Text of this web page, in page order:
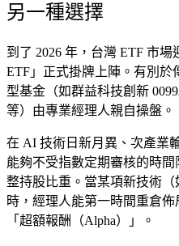
另一種選擇
到了 2026 年，台灣 ETF 市
ETF」正式掛牌上陣。有別於
型基金（如群益科技創新
等）由專業經理人親自操盤。
在 AI 技術日新月異、次產業
能夠不受指數定期審核的時
整持股比重。當某項新技術
時，經理人能第一時間重倉
「超額報酬（Alpha）」。